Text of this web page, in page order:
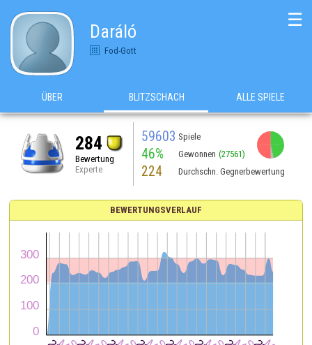
Daráló
Fod-Gott
☰
ÜBER BLITZSCHACH ALLE SPIELE
284
Bewertung
Experte
59603 Spiele
46% Gewonnen (27561)
224 Durchschn. Gegnerbewertung
BEWERTUNGSVERLAUF